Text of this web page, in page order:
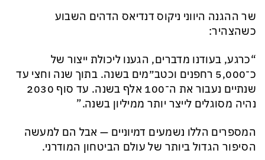
שר ההגנה היווני ניקוס דנדיאס הדהים השבוע
כשהצהיר:
“כרגע, בעודנו מדברים, הגענו ליכולת ייצור של
כ־5,000 רחפנים וכטב״מים בשנה. בתוך שנה וחצי עד
שנתיים נעבור את ה־100 אלף בשנה. עד סוף 2030
נהיה מסוגלים לייצר יותר ממיליון בשנה.”
המספרים הללו נשמעים דמיוניים — אבל הם למעשה
הסיפור הגדול ביותר של עולם הביטחון המודרני.